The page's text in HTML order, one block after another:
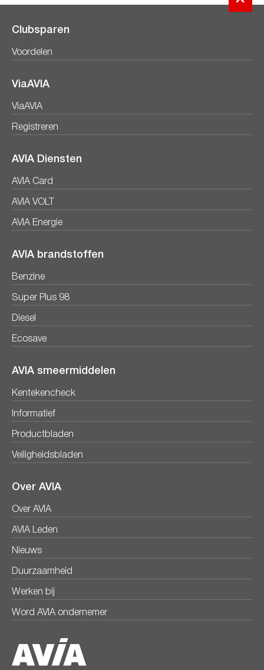
Clubsparen
Voordelen
ViaAVIA
ViaAVIA
Registreren
AVIA Diensten
AVIA Card
AVIA VOLT
AVIA Energie
AVIA brandstoffen
Benzine
Super Plus 98
Diesel
Ecosave
AVIA smeermiddelen
Kentekencheck
Informatief
Productbladen
Veiligheidsbladen
Over AVIA
Over AVIA
AVIA Leden
Nieuws
Duurzaamheid
Werken bij
Word AVIA ondernemer